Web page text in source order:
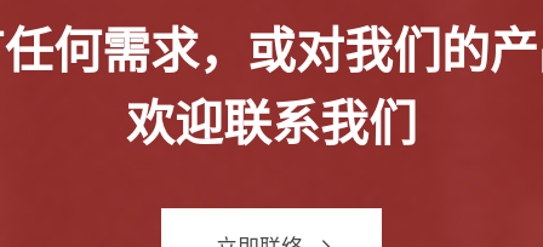
何需求，或对我们的
欢迎联系我们